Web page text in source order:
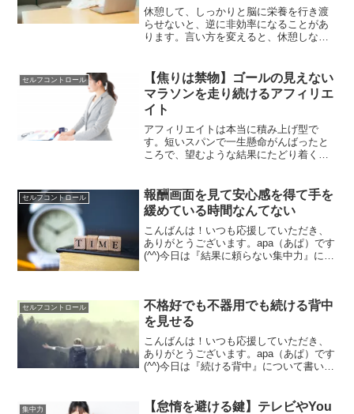
せることが最大の効率化
休憩して、しっかりと脳に栄養を行き渡
らせないと、逆に非効率になることがあ
ります。言い方を変えると、休憩しない
そうならないように適度に休憩をするこ
とが大切です。
セルフコントロール
【焦りは禁物】ゴールの見えない
マラソンを走り続けるアフィリエ
イト
アフィリエイトは本当に積み上げ型で
す。短いスパンで一生懸命がんばったと
ころで、望むような結果にたどり着くこ
という姿勢を持つことが大切です。
セルフコントロール
報酬画面を見て安心感を得て手を
緩めている時間なんてない
こんばんは！いつも応援していただき、
ありがとうございます。apa（あぱ）です
(^^)今日は『結果に頼らない集中力』につ
ですけど・・・...
セルフコントロール
不格好でも不器用でも続ける背中
を見せる
こんばんは！いつも応援していただき、
ありがとうございます。apa（あぱ）です
(^^)今日は『続ける背中』について書いて
から含めると、もう4年以上毎日こうし
集中力
【怠惰を避ける鍵】テレビやYou